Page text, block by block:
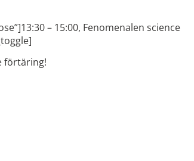
– 15:00, Fenomenalen science
förtäring!